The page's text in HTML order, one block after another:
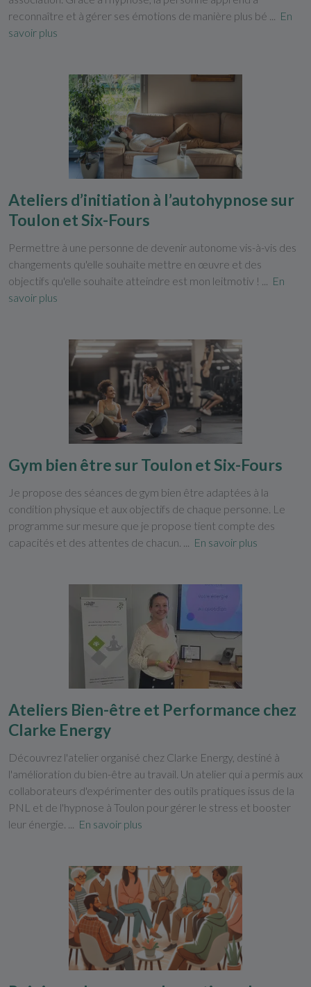
reconnaître et à gérer ses émotions de manière plus bé ...
En
savoir plus
Ateliers d’initiation à l’autohypnose sur
Toulon et Six-Fours
Permettre à une personne de devenir autonome vis-à-vis des
changements qu'elle souhaite mettre en œuvre et des
objectifs qu'elle souhaite atteindre est mon leitmotiv ! ...
En
savoir plus
Gym bien être sur Toulon et Six-Fours
Je propose des séances de gym bien être adaptées à la
condition physique et aux objectifs de chaque personne. Le
programme sur mesure que je propose tient compte des
capacités et des attentes de chacun. ...
En savoir plus
Ateliers Bien-être et Performance chez
Clarke Energy
Découvrez l'atelier organisé chez Clarke Energy, destiné à
l'amélioration du bien-être au travail. Un atelier qui a permis aux
collaborateurs d'expérimenter des outils pratiques issus de la
PNL et de l'hypnose à Toulon pour gérer le stress et booster
leur énergie. ...
En savoir plus